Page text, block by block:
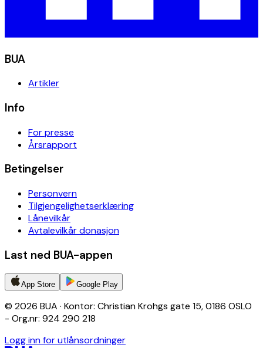
BUA
Artikler
Info
For presse
Årsrapport
Betingelser
Personvern
Tilgjengelighetserklæring
Lånevilkår
Avtalevilkår donasjon
Last ned BUA-appen
App Store Google Play
© 2026 BUA · Kontor: Christian Krohgs gate 15, 0186 OSLO
- Org.nr: 924 290 218
Logg inn for utlånsordninger